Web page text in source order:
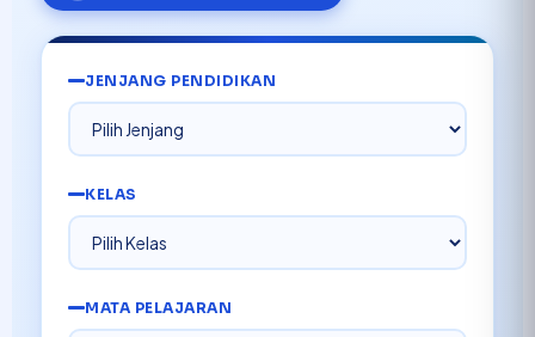
JENJANG PENDIDIKAN
KELAS
MATA PELAJARAN